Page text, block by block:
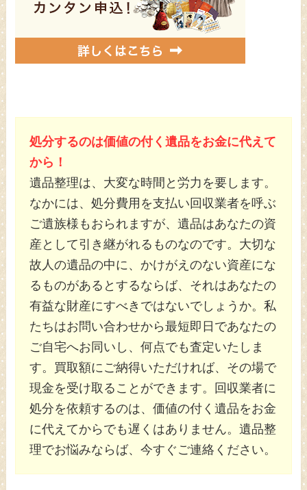
処分するのは価値の付く遺品をお金に代えて
から！
遺品整理は、大変な時間と労力を要します。
なかには、処分費用を支払い回収業者を呼ぶ
ご遺族様もおられますが、遺品はあなたの資
産として引き継がれるものなのです。大切な
故人の遺品の中に、かけがえのない資産にな
るものがあるとするならば、それはあなたの
有益な財産にすべきではないでしょうか。私
たちはお問い合わせから最短即日であなたの
ご自宅へお同いし、何点でも査定いたしま
す。買取額にご納得いただければ、その場で
現金を受け取ることができます。回収業者に
処分を依頼するのは、価値の付く遺品をお金
に代えてからでも遅くはありません。遺品整
理でお悩みならば、今すぐご連絡ください。